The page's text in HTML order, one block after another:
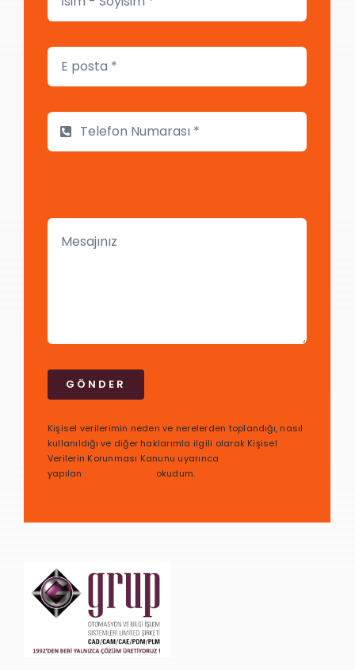
GÖNDER
Kişisel verilerimin neden ve nerelerden toplandığı, nasıl
kullanıldığı ve diğer haklarımla ilgili olarak Kişisel
Verilerin Korunması Kanunu uyarınca
yapılan
okudum.